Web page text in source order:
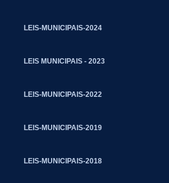
LEIS-MUNICIPAIS-2024
LEIS MUNICIPAIS - 2023
LEIS-MUNICIPAIS-2022
LEIS-MUNICIPAIS-2019
LEIS-MUNICIPAIS-2018